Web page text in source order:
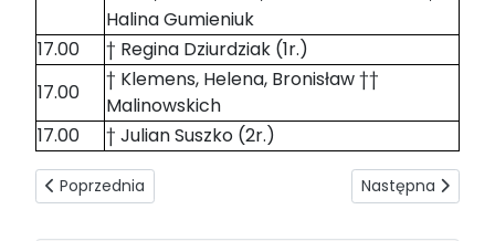
Halina Gumieniuk
17.00
† Regina Dziurdziak (1r.)
17.00
† Klemens, Helena, Bronisław ††
Malinowskich
17.00
† Julian Suszko (2r.)
Poprzednia strona: Intencje mszalne 27.01-02.02.2019
Poprzednia Następna strona:
Następna